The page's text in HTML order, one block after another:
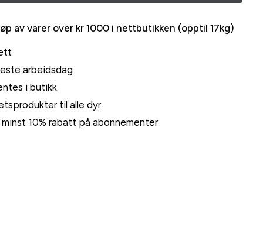
av varer over kr 1000 i nettbutikken (opptil 17kg)
arbeidsdag
i butikk
til alle dyr
10% rabatt på abonnementer